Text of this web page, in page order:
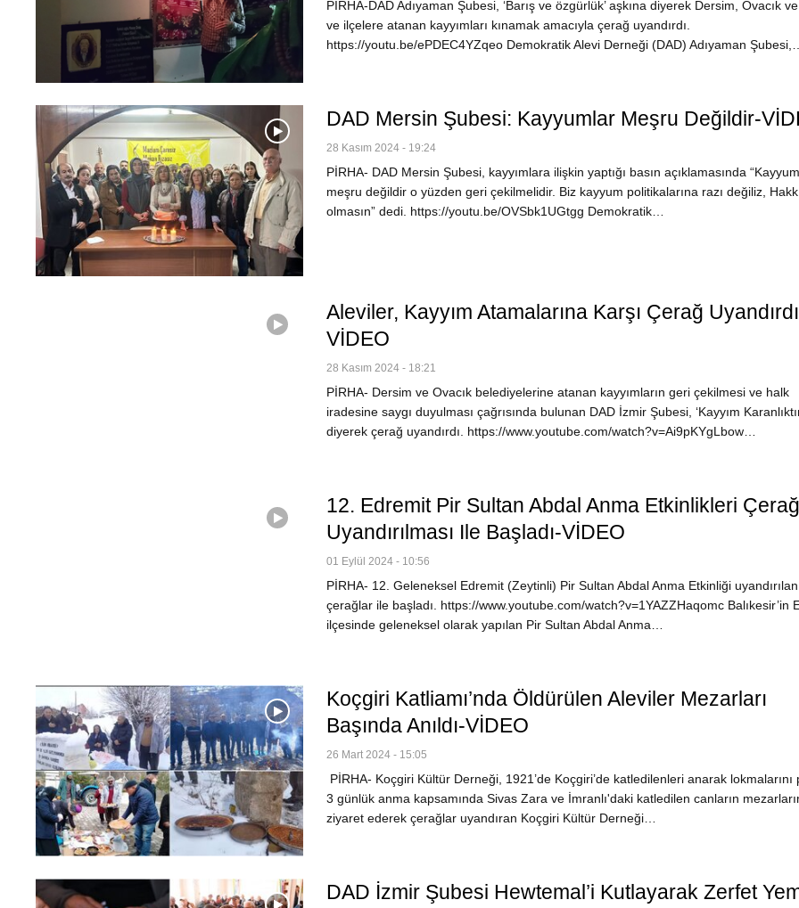
PİRHA-DAD Adıyaman Şubesi, ‘Barış ve özgürlük’ aşkına diyerek Dersim, Ovacık
ve ilçelere atanan kayyımları kınamak amacıyla çerağ uyandırdı.
https://youtu.be/ePDEC4YZqeo Demokratik Alevi Derneği (DAD) Adıyaman Şubesi,…
DAD Mersin Şubesi: Kayyumlar Meşru Değildir-
28 Kasım 2024 - 19:24
PİRHA- DAD Mersin Şubesi, kayyımlara ilişkin yaptığı basın açıklamasında
meşru değildir o yüzden geri çekilmelidir. Biz kayyum politikalarına razı değiliz, Hakk
olmasın” dedi. https://youtu.be/OVSbk1UGtgg Demokratik…
Aleviler, Kayyım Atamalarına Karşı Çerağ
VİDEO
28 Kasım 2024 - 18:21
PİRHA- Dersim ve Ovacık belediyelerine atanan kayyımların geri çekilmesi ve halk
iradesine saygı duyulması çağrısında bulunan DAD İzmir Şubesi, ‘Kayyım
diyerek çerağ uyandırdı. https://www.youtube.com/watch?v=Ai9pKYgLbow…
12. Edremit Pir Sultan Abdal Anma Etkinlikleri
Uyandırılması Ile Başladı-VİDEO
01 Eylül 2024 - 10:56
PİRHA- 12. Geleneksel Edremit (Zeytinli) Pir Sultan Abdal Anma Etkinliği uyandırılan
çerağlar ile başladı. https://www.youtube.com/watch?v=1YAZZHaqomc Balıkesir’in
ilçesinde geleneksel olarak yapılan Pir Sultan Abdal Anma…
Koçgiri Katliamı’nda Öldürülen Aleviler Mezarları
Başında Anıldı-VİDEO
26 Mart 2024 - 15:05
PİRHA- Koçgiri Kültür Derneği, 1921’de Koçgiri’de katledilenleri anarak lokmalarını
3 günlük anma kapsamında Sivas Zara ve İmranlı'daki katledilen canların
ziyaret ederek çerağlar uyandıran Koçgiri Kültür Derneği…
DAD İzmir Şubesi Hewtemal’i Kutlayarak Zerfet